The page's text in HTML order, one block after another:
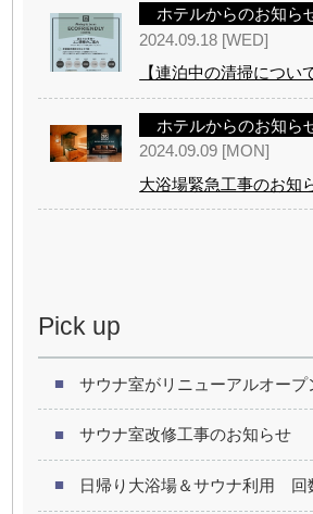
ホテルからのお知ら
2024.09.18 [WED]
【連泊中の清掃につい
ホテルからのお知ら
2024.09.09 [MON]
大浴場緊急工事のお知
Pick up
サウナ室がリニューアルオープ
サウナ室改修工事のお知らせ
日帰り大浴場＆サウナ利用 回